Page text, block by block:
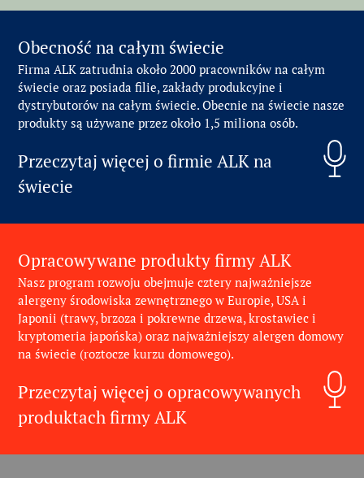
Obecność na całym świecie
Firma ALK zatrudnia około 2000 pracowników na całym
świecie oraz posiada filie, zakłady produkcyjne i
dystrybutorów na całym świecie. Obecnie na świecie nasze
produkty są używane przez około 1,5 miliona osób.
Przeczytaj więcej o firmie ALK na
świecie
Opracowywane produkty firmy ALK
Nasz program rozwoju obejmuje cztery najważniejsze
alergeny środowiska zewnętrznego w Europie, USA i
Japonii (trawy, brzoza i pokrewne drzewa, krostawiec i
kryptomeria japońska) oraz najważniejszy alergen domowy
na świecie (roztocze kurzu domowego).
Przeczytaj więcej o opracowywanych
produktach firmy ALK